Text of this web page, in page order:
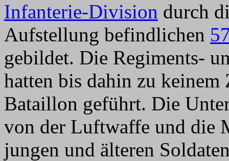
Infanterie-Division durch
Aufstellung befindlichen
gebildet. Die Regiments-
hatten bis dahin zu
Bataillon geführt. Die
von der Luftwaffe und die
jungen und älteren